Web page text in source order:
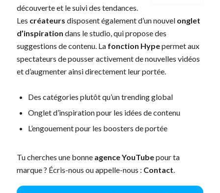
découverte et le suivi des tendances.
Les créateurs disposent également d’un nouvel onglet
d’inspiration dans le studio, qui propose des
suggestions de contenu. La fonction Hypepermet aux
spectateurs de pousser activement de nouvelles vidéos
et d’augmenter ainsi directement leur portée.
Des catégories plutôt qu’un trending global
Onglet d’inspiration pour les idées de contenu
L’engouement pour les boosters de portée
Tu cherches une bonne agence YouTubepour ta
marque ? Écris-nous ou appelle-nous : Contact.